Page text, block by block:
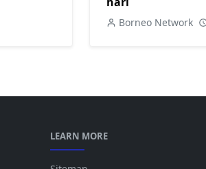
Borneo Network
LEARN MORE